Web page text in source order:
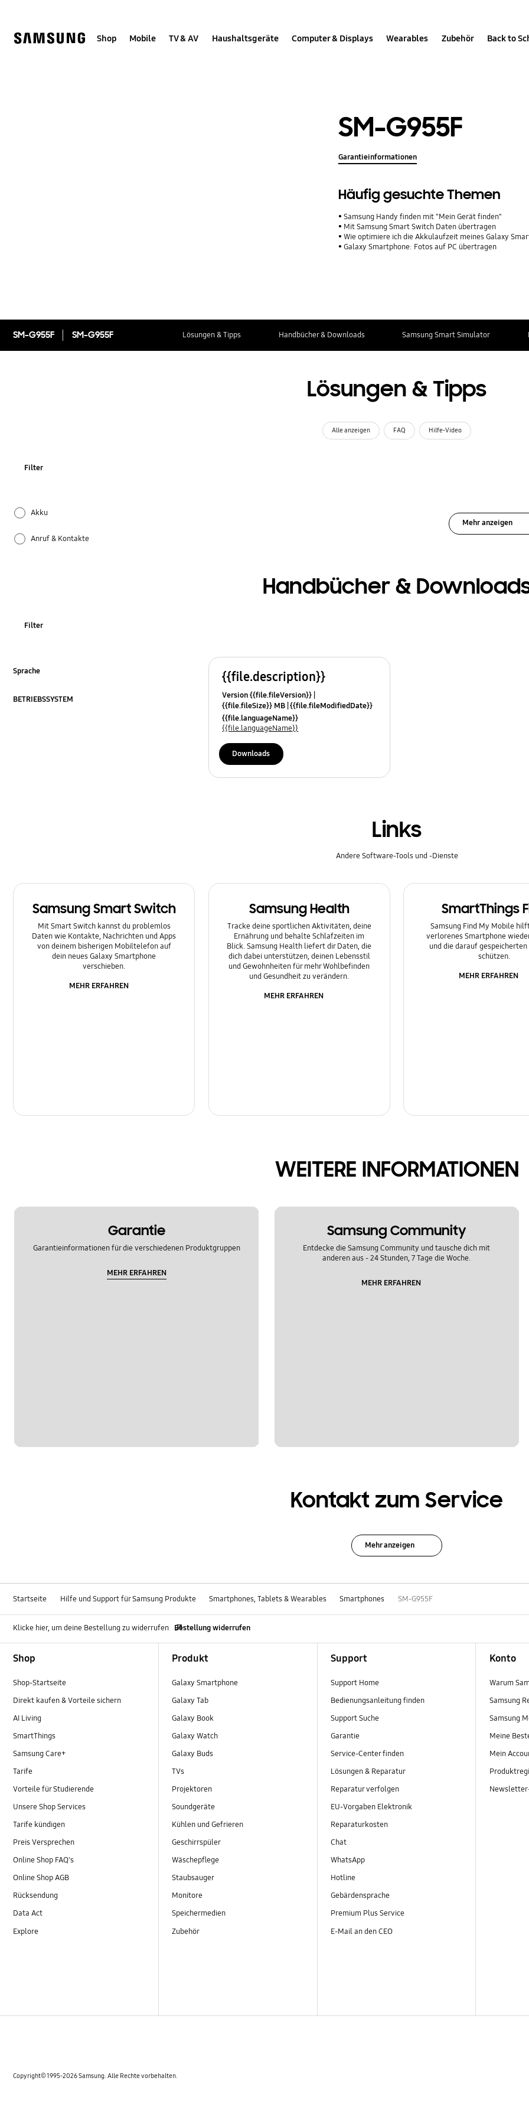
help
Shop Mobile TV & AV Haushaltsgeräte Computer & Displays Wearables Zubehör Back to
SM-G955F
Garantieinformationen
Häufig gesuchte Themen
Samsung Handy finden mit "Mein Gerät finden"
Mit Samsung Smart Switch Daten übertragen
Wie optimiere ich die Akkulaufzeit meines Galaxy
Galaxy Smartphone: Fotos auf PC übertragen
SM-G955F SM-G955F Lösungen & Tipps Handbücher & Downloads Samsung Smart Simulator
Lösungen & Tipps
Alle anzeigen FAQ Hilfe-Video
Filter
Akku
Anruf & Kontakte
Firmware-Update
Galaxy Apps
Sperre
Ton
Mehr anzeigen
Handbücher &
Filter
Sprache
BETRIEBSSYSTEM
{{file.description}}
Version {{file.fileVersion}}
{{file.fileSize}} MB {{file.fileModifiedDate}}
{{file.osNames}}
{{file.languageName}}
{{file.languageName}}
Downloads
Links
Andere Software-Tools und -Dienste
Samsung Smart Switch
Mit Smart Switch kannst du problemlos
Daten wie Kontakte, Nachrichten und Apps
von deinem bisherigen Mobiltelefon auf
dein neues Galaxy Smartphone
verschieben.
MEHR ERFAHREN
Samsung Health
Tracke deine sportlichen Aktivitäten, deine
Ernährung und behalte Schlafzeiten im
Blick. Samsung Health liefert dir Daten, die
dich dabei unterstützen, deinen Lebensstil
und Gewohnheiten für mehr Wohlbefinden
und Gesundheit zu verändern.
MEHR ERFAHREN
SmartThings
Samsung Find My Mobile
verlorenes Smartphone
und die darauf
schützen.
MEHR ERFAHREN
WEITERE INFORMATIONEN
Garantie
Garantieinformationen für die verschiedenen Produktgruppen
MEHR ERFAHREN
Samsung Community
Entdecke die Samsung Community und tausche dich mit
anderen aus - 24 Stunden, 7 Tage die Woche.
MEHR ERFAHREN
Kontakt zum Service
Mehr anzeigen
Startseite Hilfe und Support für Samsung Produkte Smartphones, Tablets & Wearables Smartphones SM-G955F
Klicke hier, um deine Bestellung zu widerrufen Bestellung widerrufen
Shop
Shop-Startseite
Direkt kaufen & Vorteile sichern
AI Living
SmartThings
Samsung Care+
Tarife
Vorteile für Studierende
Unsere Shop Services
Tarife kündigen
Preis Versprechen
Online Shop FAQ's
Online Shop AGB
Rücksendung
Data Act
Explore
Produkt
Galaxy Smartphone
Galaxy Tab
Galaxy Book
Galaxy Watch
Galaxy Buds
TVs
Projektoren
Soundgeräte
Kühlen und Gefrieren
Geschirrspüler
Wäschepflege
Staubsauger
Monitore
Speichermedien
Zubehör
Support
Support Home
Bedienungsanleitung finden
Support Suche
Garantie
Service-Center finden
Lösungen & Reparatur
Reparatur verfolgen
EU-Vorgaben Elektronik
Reparaturkosten
Chat
WhatsApp
Hotline
Gebärdensprache
Premium Plus Service
E-Mail an den CEO
Konto
Warum
Samsung
Samsung
Meine
Mein
Copyright© 1995-2026 Samsung. Alle Rechte vorbehalten.